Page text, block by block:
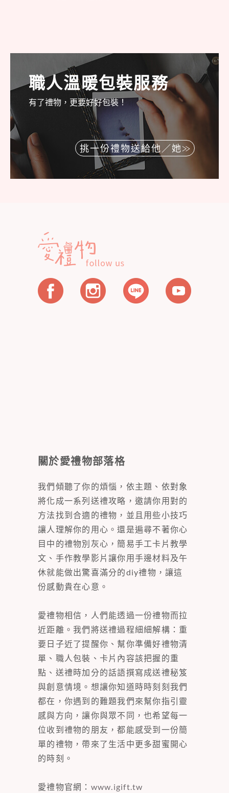
職人溫暖包裝服務
有了禮物，更要好好包裝！
挑一份禮物送給他／她
關於愛禮物部落格
我們傾聽了你的煩惱，依主題、依對象
將化成一系列送禮攻略，邀請你用對的
方法找到合適的禮物，並且用些小技巧
讓人理解你的用心。還是遍尋不著你心
目中的禮物別灰心，簡易手工卡片教學
文、手作教學影片讓你用手邊材料及午
休就能做出驚喜滿分的diy禮物，讓這
份感動貴在心意。
愛禮物相信，人們能透過一份禮物而拉
近距離。我們將送禮過程細細解構：重
要日子近了提醒你、幫你準備好禮物清
單、職人包裝、卡片內容該把握的重
點、送禮時加分的話語撰寫成送禮秘笈
與創意情境。想讓你知道時時刻刻我們
都在，你遇到的難題我們來幫你指引靈
感與方向，讓你與眾不同，也希望每一
位收到禮物的朋友，都能感受到一份簡
單的禮物，帶來了生活中更多甜蜜開心
的時刻。
愛禮物官網： www.igift.tw